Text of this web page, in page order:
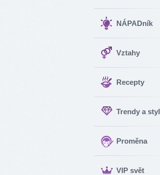
NÁPADník
Vztahy
Recepty
Trendy a styl
Proměna
VIP svět